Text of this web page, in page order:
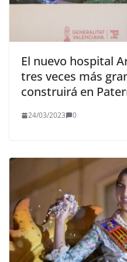
El nuevo hospital
tres veces más
construirá en
24/03/2023 0